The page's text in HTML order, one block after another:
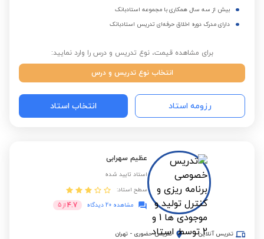
بیش از سه سال همکاری با مجموعه استادبانک
دارای مدرک دوره اخلاق حرفه‌ای تدریس استادبانک
برای مشاهده قیمت، نوع تدریس و درس را وارد نمایید:
انتخاب نوع تدریس و درس
رزومه استاد انتخاب استاد
عظیم سهرابی
استاد تایید شده
سطح استاد:
مشاهده 20 دیدگاه
4.7 از 5
تدریس آنلاین تدریس حضوری - تهران